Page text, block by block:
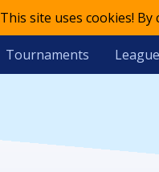
This site uses cookies!
Tournaments